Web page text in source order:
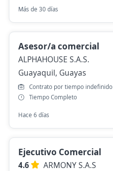
Más de 30 días
Asesor/a comercial
ALPHAHOUSE S.A.S.
Guayaquil, Guayas
Contrato por tiempo indefinido
Tiempo Completo
Hace 6 días
Ejecutivo Comercial
4.6
ARMONY S.A.S